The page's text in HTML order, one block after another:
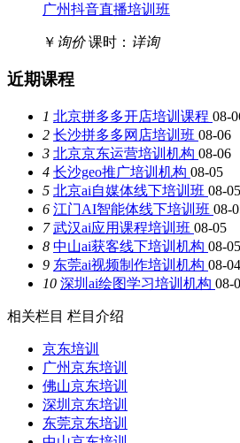
广州抖音直播培训班
￥ 询价 课时： 详询
近期课程
1 北京拼多多开店培训课程 08-
2 长沙拼多多网店培训班 08-06
3 北京京东运营培训机构 08-06
4 长沙geo推广培训机构 08-05
5 北京ai自媒体线下培训班 08-05
6 江门AI智能体线下培训班 08-
7 武汉ai应用课程培训班 08-05
8 中山ai获客线下培训机构 08-05
9 东莞ai视频制作培训机构 08-04
10 深圳ai绘图学习培训机构 08-
相关栏目 栏目介绍
京东培训
广州京东培训
佛山京东培训
深圳京东培训
东莞京东培训